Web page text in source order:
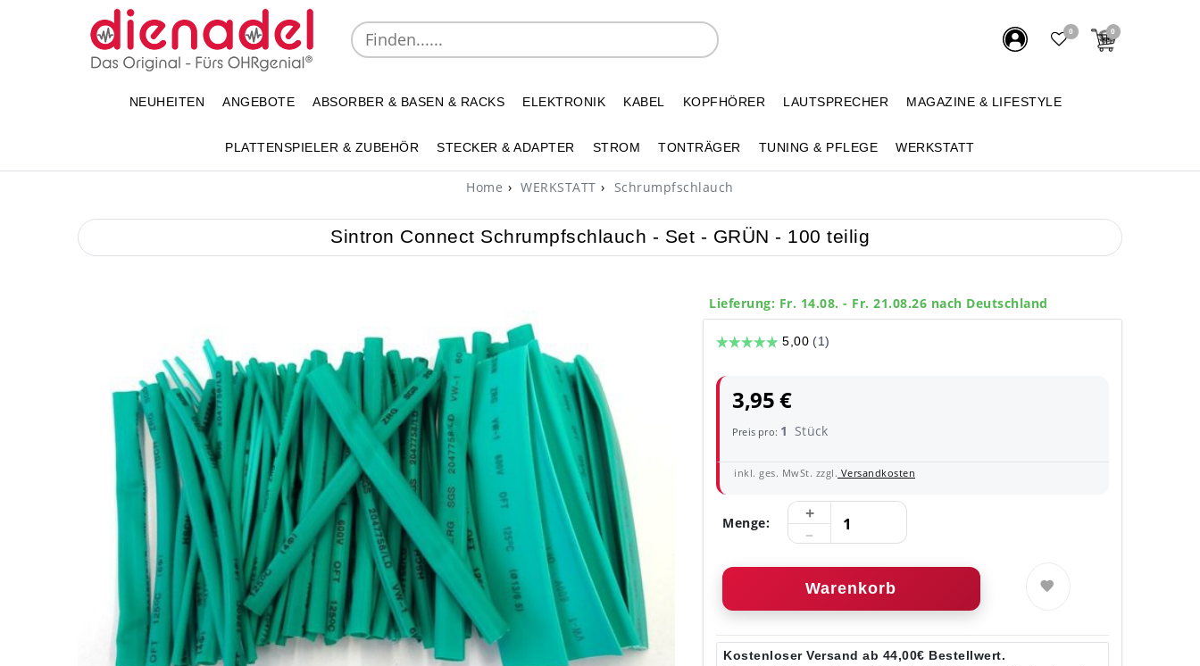
0 0
NEUHEITEN ANGEBOTE ABSORBER & BASEN & RACKS ELEKTRONIK KABEL KOPFHÖRER LAUTSPRECHER MAGAZINE & LIFESTYLE
PLATTENSPIELER & ZUBEHÖR STECKER & ADAPTER STROM TONTRÄGER TUNING & PFLEGE WERKSTATT
Home WERKSTATT Schrumpfschlauch
Sintron Connect Schrumpfschlauch - Set - GRÜN - 100 teilig
Lieferung: Fr. 14.08. - Fr. 21.08.26 nach Deutschland
3,95 €
Preis pro: 1 Stück
inkl. ges. MwSt. zzgl. Versandkosten
Menge:
Warenkorb
Kostenloser Versand ab 44,00€ Bestellwert.